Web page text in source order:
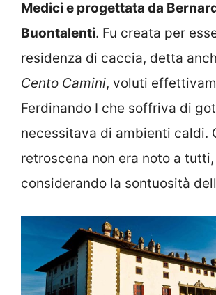
Medici e progettata da
Buontalenti. Fu creata per
residenza di caccia, detta
Cento Camini, voluti
Ferdinando I che soffriva di
necessitava di ambienti caldi.
retroscena non era noto a tutti,
considerando la sontuosità